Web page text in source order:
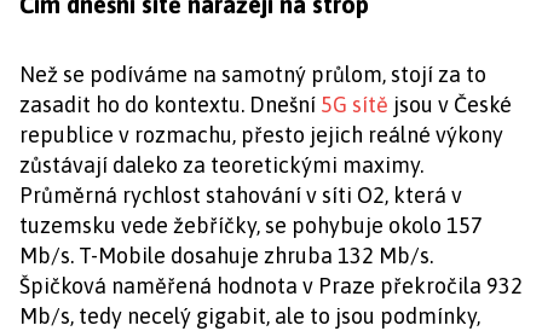
Než se podíváme na samotný průlom, stojí za to
zasadit ho do kontextu. Dnešní 5G sítě jsou v České
republice v rozmachu, přesto jejich reálné výkony
zůstávají daleko za teoretickými maximy.
Průměrná rychlost stahování v síti O2, která v
tuzemsku vede žebříčky, se pohybuje okolo 157
Mb/s. T-Mobile dosahuje zhruba 132 Mb/s.
Špičková naměřená hodnota v Praze překročila 932
Mb/s, tedy necelý gigabit, ale to jsou podmínky,